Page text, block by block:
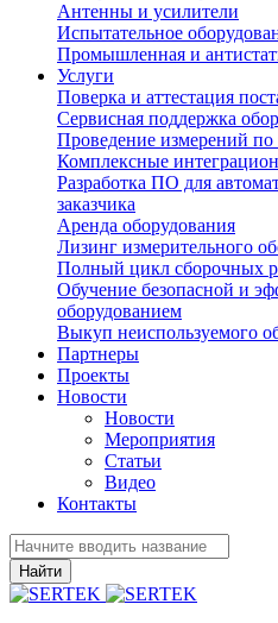
Антенны и усилители
Испытательное
Промышленная и
Услуги
Поверка и аттестация
Сервисная поддержка
Проведение измерений по
Комплексные
Разработка ПО для
заказчика
Аренда оборудования
Лизинг измерительного
Полный цикл сборочных
Обучение безопасной и
оборудованием
Выкуп неиспользуемого
Партнеры
Проекты
Новости
Новости
Мероприятия
Статьи
Видео
Контакты
Найти